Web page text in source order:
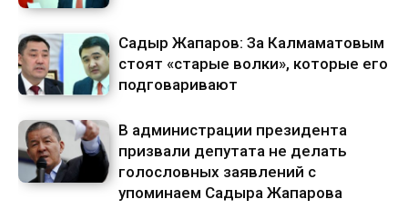
Садыр Жапаров: За Калмаматовым
стоят «старые волки», которые его
подговаривают
В администрации президента
призвали депутата не делать
голословных заявлений с
упоминаем Садыра Жапарова